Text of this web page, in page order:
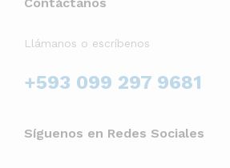
Llámanos o escríbenos
+593 099 297 9681
Síguenos en Redes Sociales